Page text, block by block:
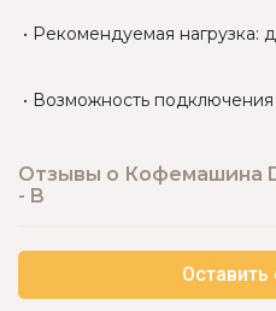
• Рекомендуемая нагрузка:
• Возможность
Отзывы о Кофемашина
- B
Оставить